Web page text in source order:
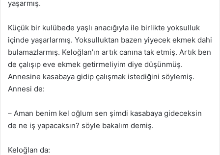
yaşarmış.
Küçük bir kulübede yaşlı anacığıyla ile birlikte yoksulluk
içinde yaşarlarmış. Yoksulluktan bazen yiyecek ekmek dahi
bulamazlarmış. Keloğlan’ın artık canına tak etmiş. Artık ben
de çalışıp eve ekmek getirmeliyim diye düşünmüş.
Annesine kasabaya gidip çalışmak istediğini söylemiş.
Annesi de:
– Aman benim kel oğlum sen şimdi kasabaya gideceksin
de ne iş yapacaksın? söyle bakalım demiş.
Keloğlan da: